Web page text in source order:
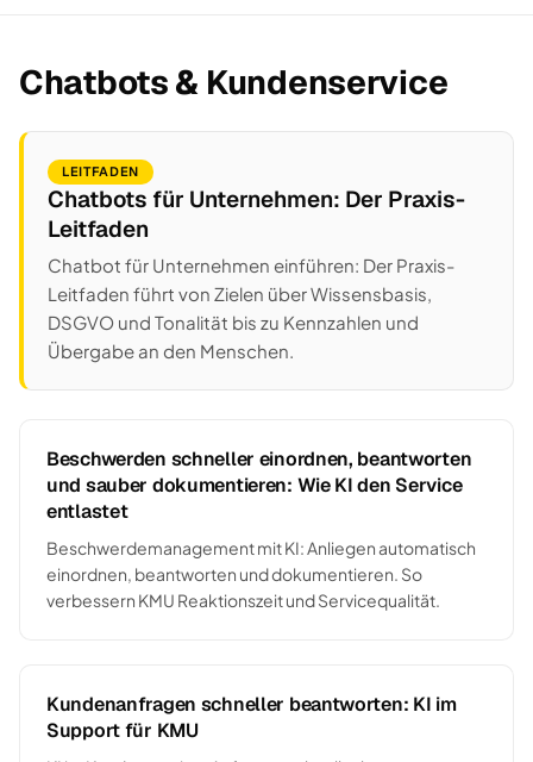
Chatbots & Kundenservice
LEITFADEN
Chatbots für Unternehmen: Der Praxis-
Leitfaden
Chatbot für Unternehmen einführen: Der Praxis-
Leitfaden führt von Zielen über Wissensbasis,
DSGVO und Tonalität bis zu Kennzahlen und
Übergabe an den Menschen.
Beschwerden schneller einordnen, beantworten
und sauber dokumentieren: Wie KI den Service
entlastet
Beschwerdemanagement mit KI: Anliegen automatisch
einordnen, beantworten und dokumentieren. So
verbessern KMU Reaktionszeit und Servicequalität.
Kundenanfragen schneller beantworten: KI im
Support für KMU